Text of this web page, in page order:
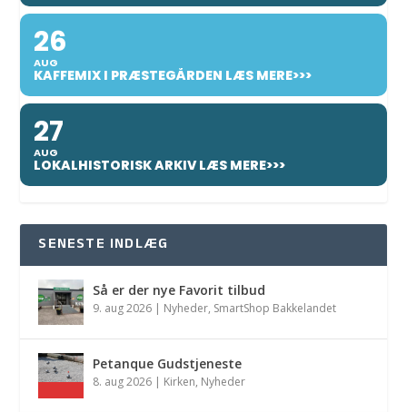
26
AUG
KAFFEMIX I PRÆSTEGÅRDEN LÆS MERE>>>
27
AUG
LOKALHISTORISK ARKIV LÆS MERE>>>
SENESTE INDLÆG
Så er der nye Favorit tilbud
9. aug 2026 | Nyheder, SmartShop Bakkelandet
Petanque Gudstjeneste
8. aug 2026 | Kirken, Nyheder